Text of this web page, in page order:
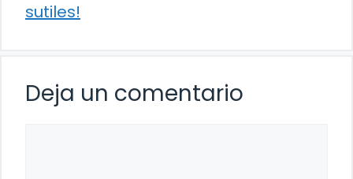
sutiles!
Deja un comentario